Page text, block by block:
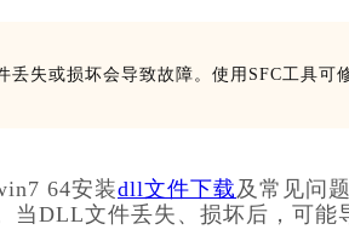
失或损坏会导致故障。使用SFC工具可
64安装dll文件下载及常见问
当DLL文件丢失、损坏后，可能